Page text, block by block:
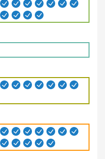
FDP
FDP RL
SO
FDP RL
GR
FDP RL AG
FDP RL
GE